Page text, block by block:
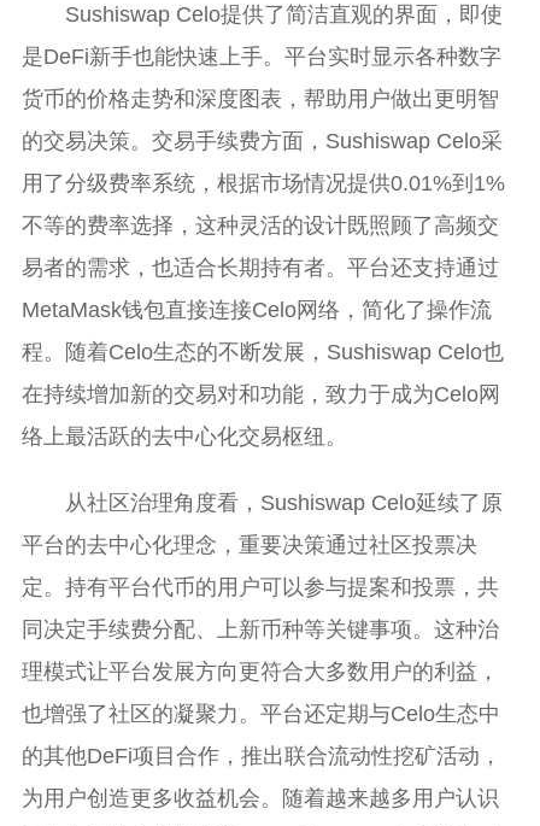
Sushiswap Celo提供了简洁直观的界面，即使
是DeFi新手也能快速上手。平台实时显示各种数字
货币的价格走势和深度图表，帮助用户做出更明智
的交易决策。交易手续费方面，Sushiswap Celo采
用了分级费率系统，根据市场情况提供0.01%到1%
不等的费率选择，这种灵活的设计既照顾了高频交
易者的需求，也适合长期持有者。平台还支持通过
MetaMask钱包直接连接Celo网络，简化了操作流
程。随着Celo生态的不断发展，Sushiswap Celo也
在持续增加新的交易对和功能，致力于成为Celo网
络上最活跃的去中心化交易枢纽。
从社区治理角度看，Sushiswap Celo延续了原
平台的去中心化理念，重要决策通过社区投票决
定。持有平台代币的用户可以参与提案和投票，共
同决定手续费分配、上新币种等关键事项。这种治
理模式让平台发展方向更符合大多数用户的利益，
也增强了社区的凝聚力。平台还定期与Celo生态中
的其他DeFi项目合作，推出联合流动性挖矿活动，
为用户创造更多收益机会。随着越来越多用户认识